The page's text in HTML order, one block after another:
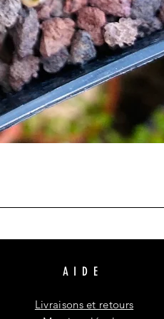
AIDE
Livraisons et retours